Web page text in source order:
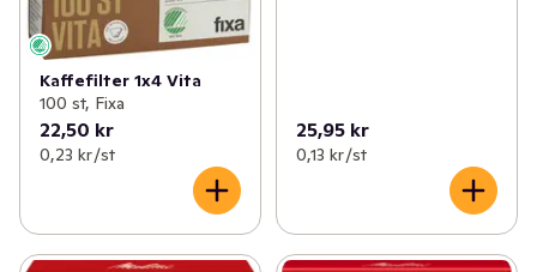
Kaffefilter 1x4 Vita
100 st, Fixa
22,50 kr
0,23 kr /st
25,95 kr
0,13 kr /st